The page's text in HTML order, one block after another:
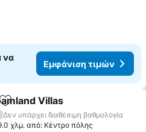
να
Εμφάνιση τιμών
Προσθήκη στα αγαπημένα
Villas
Δεν υπάρχει διαθέσιμη βαθμολογία
χλμ. από: Κέντρο πόλης